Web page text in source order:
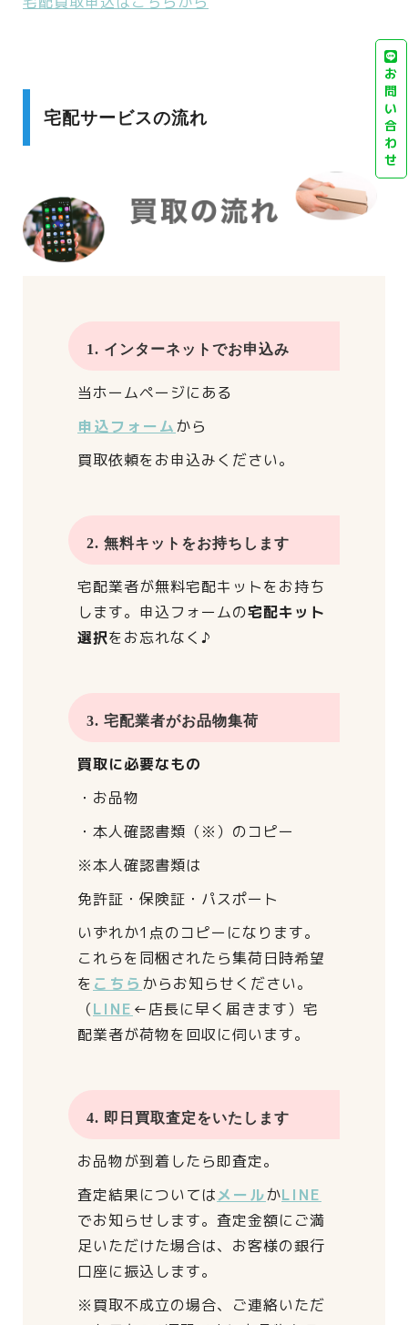
宅配サービスの流れ
1. インターネットでお申込み
当ホームページにある
申込フォームから
買取依頼をお申込みください。
2. 無料キットをお持ちします
宅配業者が無料宅配キットをお持ち
します。 申込フォームの宅配キット
選択をお忘れなく♪
3. 宅配業者がお品物集荷
買取に必要なもの
・お品物
・本人確認書類（※）のコピー
※本人確認書類は
免許証・保険証・パスポート
いずれか1点のコピーになります。
これらを同梱されたら集荷日時希望
を こちら からお知らせください。
（LINE ←店長に早く届きます） 宅
配業者が荷物を回収に伺います。
4. 即日買取査定をいたします
お品物が到着したら即査定。
査定結果についてはメールかLINE
でお知らせします。 査定金額にご満
足いただけた場合は、 お客様の銀行
口座に振込します。
※買取不成立の場合、 ご連絡いただ
お
問
い
合
わ
せ